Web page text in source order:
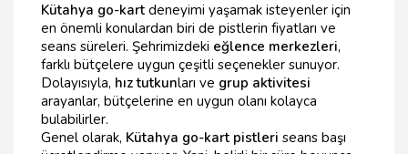
Kütahya go-kart deneyimi yaşamak isteyenler için
en önemli konulardan biri de pistlerin fiyatları ve
seans süreleri. Şehrimizdeki eğlence merkezleri,
farklı bütçelere uygun çeşitli seçenekler sunuyor.
Dolayısıyla, hız tutkunları ve grup aktivitesi
arayanlar, bütçelerine en uygun olanı kolayca
bulabilirler.
Genel olarak, Kütahya go-kart pistleri seans başı